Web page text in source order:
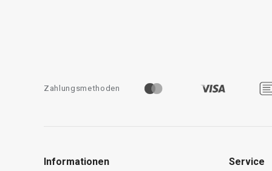
Zahlungsmethoden
Informationen Service